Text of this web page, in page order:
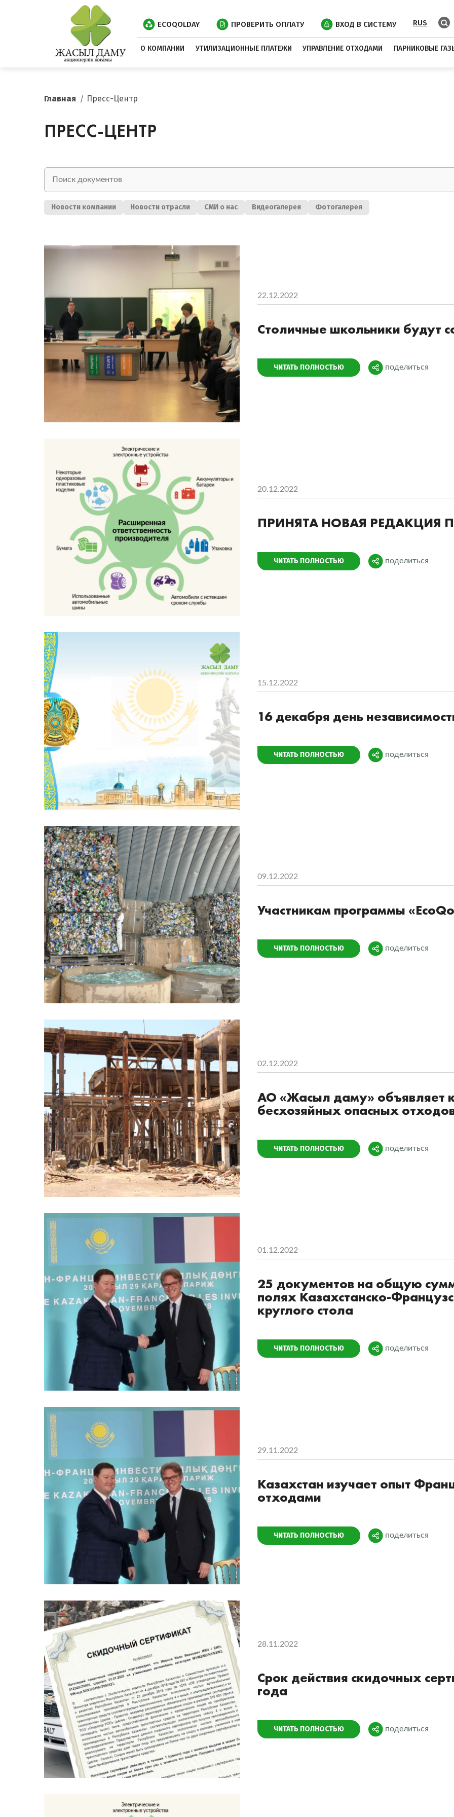
ECOQOLDAY ПРОВЕРИТЬ ОПЛАТУ ВХОД В СИСТЕМУ RUS
О КОМПАНИИ УТИЛИЗАЦИОННЫЕ ПЛАТЕЖИ УПРАВЛЕНИЕ ОТХОДАМИ ПАРНИКОВЫЕ
Главная Пресс-Центр
ПРЕСС-ЦЕНТР
Новости компании Новости отрасли СМИ о нас Видеогалерея Фотогалерея
22.12.2022
Столичные школьники будут
ЧИТАТЬ ПОЛНОСТЬЮ Поделиться
поделиться
20.12.2022
ПРИНЯТА НОВАЯ РЕДАКЦИЯ
ЧИТАТЬ ПОЛНОСТЬЮ Поделиться
поделиться
15.12.2022
16 декабря день
ЧИТАТЬ ПОЛНОСТЬЮ Поделиться
поделиться
09.12.2022
Участникам программы
ЧИТАТЬ ПОЛНОСТЬЮ Поделиться
поделиться
02.12.2022
АО «Жасыл даму» объявляет
бесхозяйных опасных
ЧИТАТЬ ПОЛНОСТЬЮ Поделиться
поделиться
01.12.2022
25 документов на общую
полях Казахстанско-
круглого стола
ЧИТАТЬ ПОЛНОСТЬЮ Поделиться
поделиться
29.11.2022
Казахстан изучает опыт
отходами
ЧИТАТЬ ПОЛНОСТЬЮ Поделиться
поделиться
28.11.2022
Срок действия скидочных
года
ЧИТАТЬ ПОЛНОСТЬЮ Поделиться
поделиться